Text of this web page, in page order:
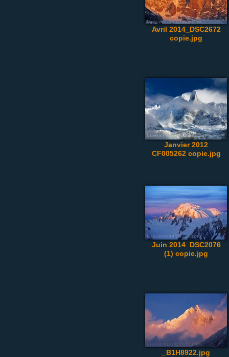
Avril 2014_DSC2672
copie.jpg
Janvier 2012
CF005262 copie.jpg
Juin 2014_DSC2076
(1) copie.jpg
_B1H8922.jpg